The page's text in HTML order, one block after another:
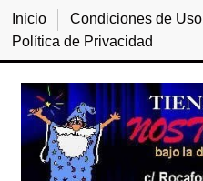
Inicio Condiciones de Uso
Política de Privacidad